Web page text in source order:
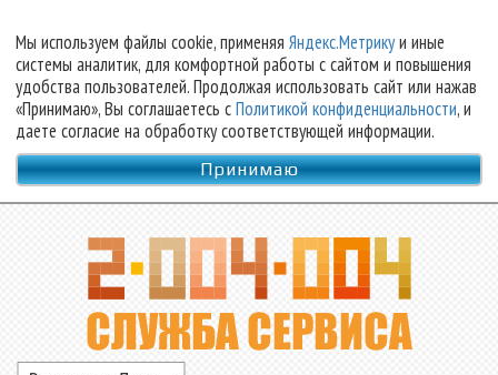
Мы используем файлы cookie, применяя Яндекс.Метрикуи иные
системы аналитик, для комфортной работы с сайтом и повышения
удобства пользователей. Продолжая использовать сайт или нажав
«Принимаю», Вы соглашаетесь сПолитикой конфиденциальности, и
даете согласие на обработку соответствующей информации.
Принимаю